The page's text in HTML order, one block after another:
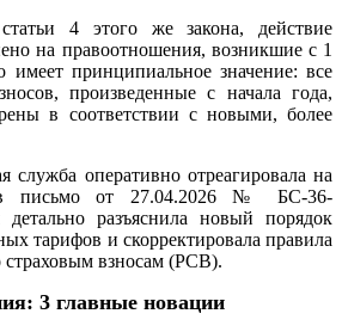
4 этого же закона, действие
на правоотношения, возникшие с 1
имеет принципиальное значение: все
произведенные с начала года,
в соответствии с новыми, более
служба оперативно отреагировала на
письмо от 27.04.2026 № БС-36-
разъяснила новый порядок
тарифов и скорректировала правила
страховым взносам (РСВ).
3 главные новации